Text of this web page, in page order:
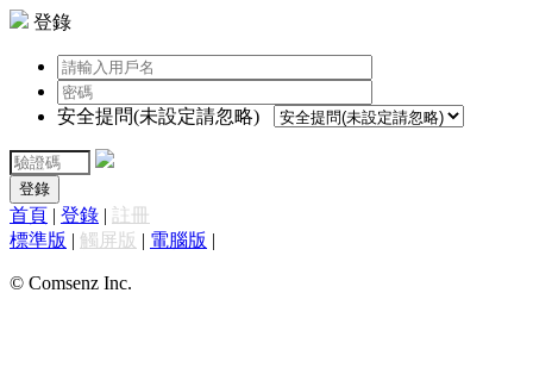
登錄
安全提問(未設定請忽略)
登錄
首頁 | 登錄 | 註冊
標準版 | 觸屏版 | 電腦版 |
© Comsenz Inc.